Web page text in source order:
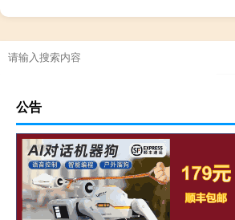
公告